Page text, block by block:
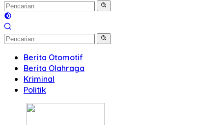
Berita Otomotif
Berita Olahraga
Kriminal
Politik